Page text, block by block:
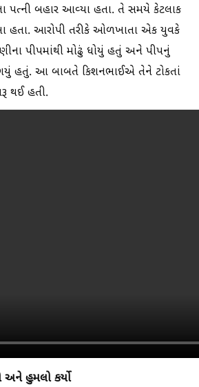
બહાર આવ્યા હતા. તે સમયે કેટલાક
હતા. આરોપી તરીકે ઓળખાતા એક યુવકે
પીપમાંથી મોઢું ધોયું હતું અને પીપનું
હતું. આ બાબતે કિશનભાઈએ તેને ટોકતાં
થઈ હતી.
હુમલો કર્યો